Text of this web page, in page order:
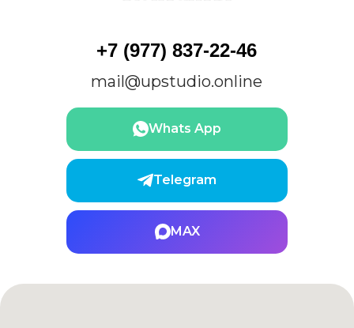
+7 (977) 837-22-46
mail@upstudio.online
Telegram
Whats App
MAX